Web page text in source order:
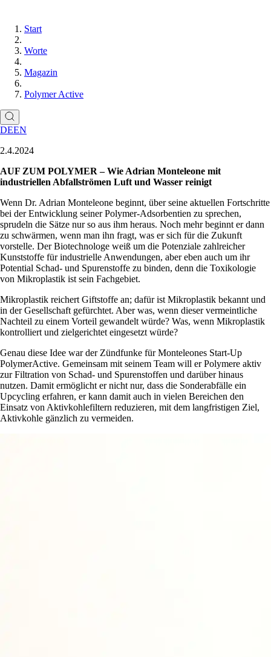
Start
Worte
Magazin
Polymer Active
DEEN
2.4.2024
AUF ZUM POLYMER – Wie Adrian Monteleone mit
industriellen Abfallströmen Luft und Wasser reinigt
Wenn Dr. Adrian Monteleone beginnt, über seine aktuellen Fortschritte
bei der Entwicklung seiner Polymer-Adsorbentien zu sprechen,
sprudeln die Sätze nur so aus ihm heraus. Noch mehr beginnt er dann
zu schwärmen, wenn man ihn fragt, was er sich für die Zukunft
vorstelle. Der Biotechnologe weiß um die Potenziale zahlreicher
Kunststoffe für industrielle Anwendungen, aber eben auch um ihr
Potential Schad- und Spurenstoffe zu binden, denn die Toxikologie
von Mikroplastik ist sein Fachgebiet.
Mikroplastik reichert Giftstoffe an; dafür ist Mikroplastik bekannt und
in der Gesellschaft gefürchtet. Aber was, wenn dieser vermeintliche
Nachteil zu einem Vorteil gewandelt würde? Was, wenn Mikroplastik
kontrolliert und zielgerichtet eingesetzt würde?
Genau diese Idee war der Zündfunke für Monteleones Start-Up
PolymerActive. Gemeinsam mit seinem Team will er Polymere aktiv
zur Filtration von Schad- und Spurenstoffen und darüber hinaus
nutzen. Damit ermöglicht er nicht nur, dass die Sonderabfälle ein
Upcycling erfahren, er kann damit auch in vielen Bereichen den
Einsatz von Aktivkohlefiltern reduzieren, mit dem langfristigen Ziel,
Aktivkohle gänzlich zu vermeiden.